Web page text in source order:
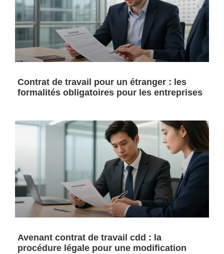
Contrat de travail pour un étranger : les
formalités obligatoires pour les entreprises
Avenant contrat de travail cdd : la
procédure légale pour une modification